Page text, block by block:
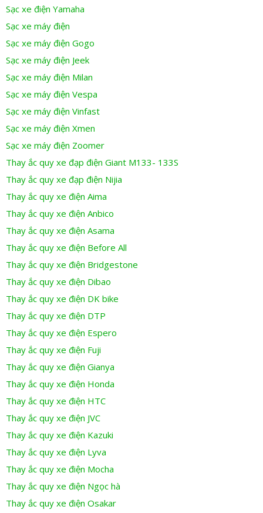
Sạc xe điện Yamaha
Sạc xe máy điện
Sạc xe máy điện Gogo
Sạc xe máy điện Jeek
Sạc xe máy điện Milan
Sạc xe máy điện Vespa
Sạc xe máy điện Vinfast
Sạc xe máy điện Xmen
Sạc xe máy điện Zoomer
Thay ắc quy xe đạp điện Giant M133- 133S
Thay ắc quy xe đạp điện Nijia
Thay ắc quy xe điện Aima
Thay ắc quy xe điện Anbico
Thay ắc quy xe điện Asama
Thay ắc quy xe điện Before All
Thay ắc quy xe điện Bridgestone
Thay ắc quy xe điện Dibao
Thay ắc quy xe điện DK bike
Thay ắc quy xe điện DTP
Thay ắc quy xe điện Espero
Thay ắc quy xe điện Fuji
Thay ắc quy xe điện Gianya
Thay ắc quy xe điện Honda
Thay ắc quy xe điện HTC
Thay ắc quy xe điện JVC
Thay ắc quy xe điện Kazuki
Thay ắc quy xe điện Lyva
Thay ắc quy xe điện Mocha
Thay ắc quy xe điện Ngọc hà
Thay ắc quy xe điện Osakar